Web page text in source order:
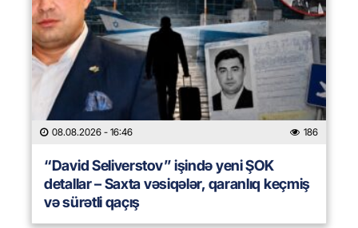
08.08.2026 - 16:46 186
“David Seliverstov” işində yeni ŞOK
detallar – Saxta vəsiqələr, qaranlıq keçmiş
və sürətli qaçış